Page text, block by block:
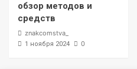
обзор методов и
средств
znakcomstva_
1 ноября 2024 0